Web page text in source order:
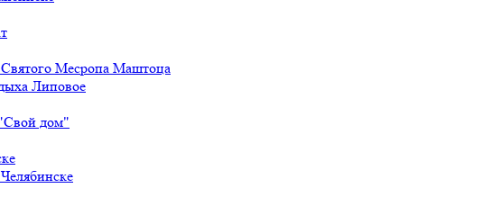
Святого Месропа Маштоца
Липовое
"Свой дом"